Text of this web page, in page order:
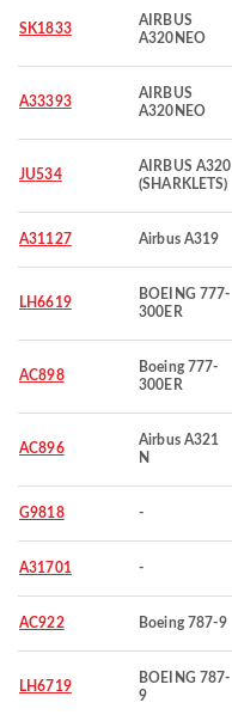
SK1833
AIRBUS
A320NEO
A33393
AIRBUS
A320NEO
JU534
AIRBUS A320
(SHARKLETS)
A31127 Airbus A319
LH6619
BOEING 777-
300ER
AC898
Boeing 777-
300ER
AC896
Airbus A321
N
G9818 -
A31701 -
AC922 Boeing 787-9
LH6719
BOEING 787-
9